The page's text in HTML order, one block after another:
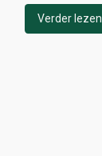
Verder lezen